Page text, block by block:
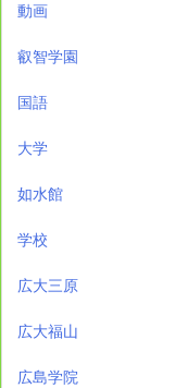
動画
叡智学園
国語
大学
如水館
学校
広大三原
広大福山
広島学院